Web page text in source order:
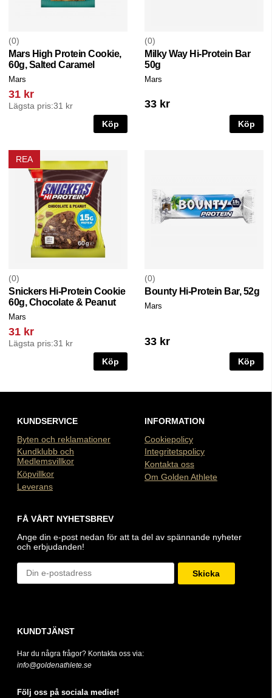
0
Mars High Protein Cookie,
60g, Salted Caramel
Mars
31 kr
Lägsta pris:31 kr
Köp
0
Milky Way Hi-Protein Bar
50g
Mars
33 kr
Köp
REA
0
Snickers Hi-Protein Cookie
60g, Chocolate & Peanut
Mars
31 kr
Lägsta pris:31 kr
Köp
0
Bounty Hi-Protein Bar, 52g
Mars
33 kr
Köp
KUNDSERVICE
Byten och reklamationer
Kundklubb och
Medlemsvillkor
Köpvillkor
Leverans
INFORMATION
Cookiepolicy
Integritetspolicy
Kontakta oss
Om Golden Athlete
FÅ VÅRT NYHETSBREV
Ange din e-post nedan för att ta del av spännande nyheter
och erbjudanden!
Skicka
KUNDTJÄNST
Har du några frågor? Kontakta oss via:
info@goldenathlete.se
Följ oss på sociala medier!